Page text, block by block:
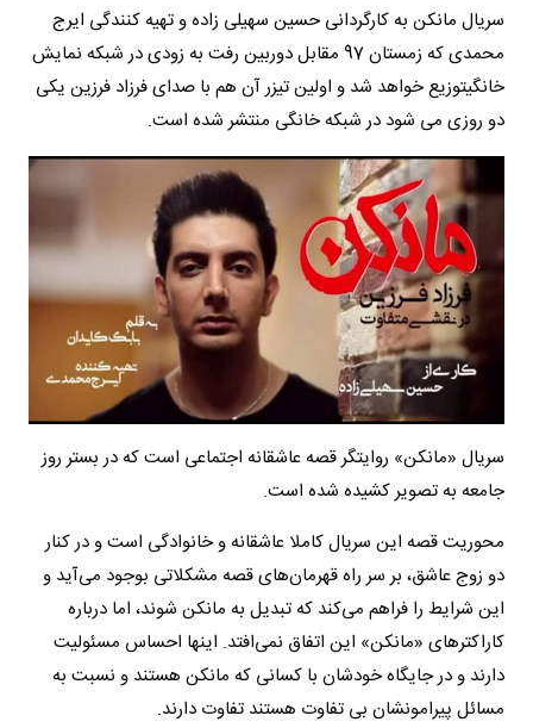
سریال مانکن به کارگردانی حسین سهیلی زاده و تهیه کنندگی ایرج
محمدی که زمستان 97 مقابل دوربین رفت به زودی در شبکه نمایش
خانگیتوزیع خواهد شد و اولین تیزر آن هم با صدای فرزاد فرزین یکی
دو روزی می شود در شبکه خانگی منتشر شده است.
سریال «مانکن» روایتگر قصه عاشقانه اجتماعی است که در بستر روز
جامعه به تصویر کشیده شده است.
محوریت قصه این سریال کاملا عاشقانه و خانوادگی است و در کنار
دو زوج عاشق، بر سر راه قهرمان‌های قصه مشکلاتی بوجود می‌آید و
این شرایط را فراهم می‌کند که تبدیل به مانکن شوند، اما درباره
کاراکترهای «مانکن» این اتفاق نمی‌افتد. اینها احساس مسئولیت
دارند و در جایگاه خودشان با کسانی که مانکن هستند و نسبت به
مسائل پیرامونشان بی تفاوت هستند تفاوت دارند.